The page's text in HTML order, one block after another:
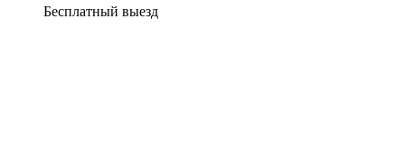
Бесплатный выезд